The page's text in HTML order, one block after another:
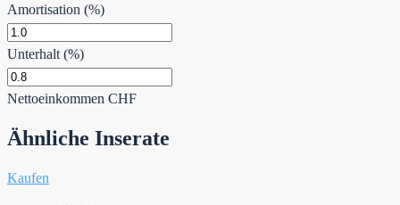
Amortisation (%)
Unterhalt (%)
Nettoeinkommen CHF
Ähnliche Inserate
Kaufen